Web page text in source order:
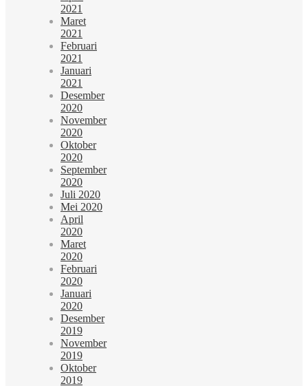
2021
Maret
2021
Februari
2021
Januari
2021
Desember
2020
November
2020
Oktober
2020
September
2020
Juli 2020
Mei 2020
April
2020
Maret
2020
Februari
2020
Januari
2020
Desember
2019
November
2019
Oktober
2019